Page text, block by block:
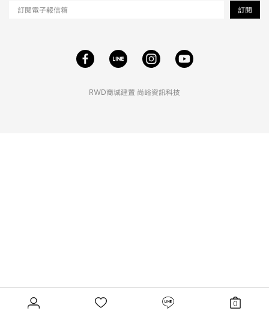
0
RWD商城建置 尚峪資訊科技
工作職缺
訂閱